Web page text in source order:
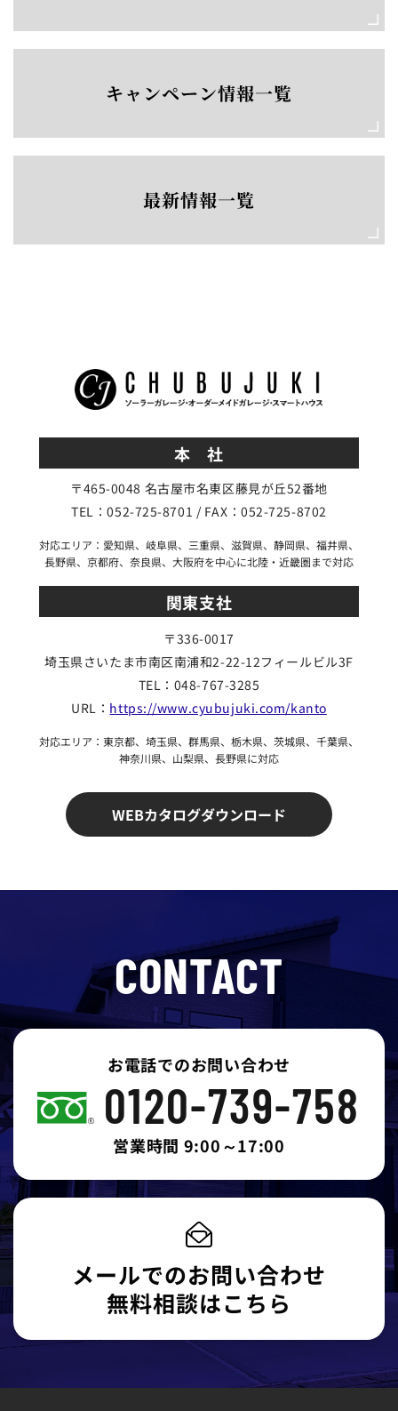
キャンペーン情報一覧
最新情報一覧
本 社
〒465-0048 名古屋市名東区藤見が丘52番地
TEL：052-725-8701 / FAX：052-725-8702
対応エリア：愛知県、岐阜県、三重県、滋賀県、静岡県、福井県、
長野県、京都府、奈良県、大阪府を中心に北陸・近畿圏まで対応
関東支社
〒336-0017
埼玉県さいたま市南区南浦和2-22-12フィールビル3F
TEL：048-767-3285
URL： https://www.cyubujuki.com/kanto
対応エリア：東京都、埼玉県、群馬県、栃木県、茨城県、千葉県、
神奈川県、山梨県、長野県に対応
WEBカタログダウンロード
CONTACT
お電話でのお問い合わせ
0120-739-758
営業時間 9:00～17:00
メールでのお問い合わせ
無料相談はこちら